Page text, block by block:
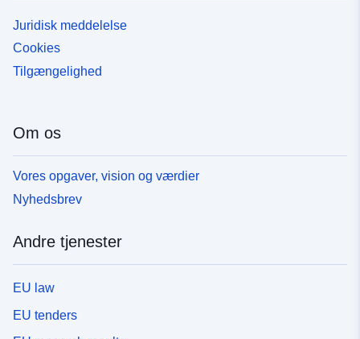
Juridisk meddelelse
Cookies
Tilgængelighed
Om os
Vores opgaver, vision og værdier
Nyhedsbrev
Andre tjenester
EU law
EU tenders